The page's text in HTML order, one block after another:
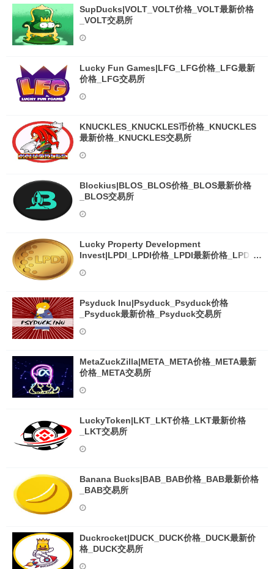
SupDucks|VOLT_VOLT价格_VOLT最新价格
_VOLT交易所
Lucky Fun Games|LFG_LFG价格_LFG最新
价格_LFG交易所
KNUCKLES_KNUCKLES币价格_KNUCKLES
最新价格_KNUCKLES交易所
Blockius|BLOS_BLOS价格_BLOS最新价格
_BLOS交易所
Lucky Property Development
Invest|LPDI_LPDI价格_LPDI最新价格_LPDI交
Psyduck Inu|Psyduck_Psyduck价格
_Psyduck最新价格_Psyduck交易所
MetaZuckZilla|META_META价格_META最新
价格_META交易所
LuckyToken|LKT_LKT价格_LKT最新价格
_LKT交易所
Banana Bucks|BAB_BAB价格_BAB最新价格
_BAB交易所
Duckrocket|DUCK_DUCK价格_DUCK最新价
格_DUCK交易所